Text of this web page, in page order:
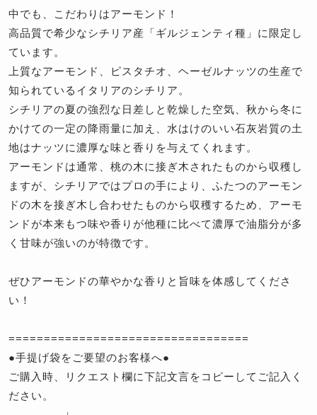
中でも、こだわりはアーモンド！
高品質で希少なシチリア産「ギルジェンティ種」に限定し
ています。
上質なアーモンド、ピスタチオ、ヘーゼルナッツの生産で
知られているイタリアのシチリア。
シチリアの夏の強烈な日差しと乾燥した空気、秋から冬に
かけての一定の降雨量に加え、水はけのいい石灰岩質の土
地はナッツに濃厚な味と香りを与えてくれます。
アーモンドは通常、桃の木に接ぎ木されたものから収穫し
ますが、シチリアではプロの手により、ふたつのアーモン
ドの木を接ぎ木し合わせたものから収穫するため、アーモ
ンドが本来もつ味や香りが他種に比べて濃厚で油脂分が多
く甘味が強いのが特徴です。
ぜひアーモンドの華やかな香りと旨味を体感してくださ
い！
==================================
●手提げ袋をご要望のお客様へ●
ご購入時、リクエスト欄に下記文言をコピーしてご記入く
ださい。